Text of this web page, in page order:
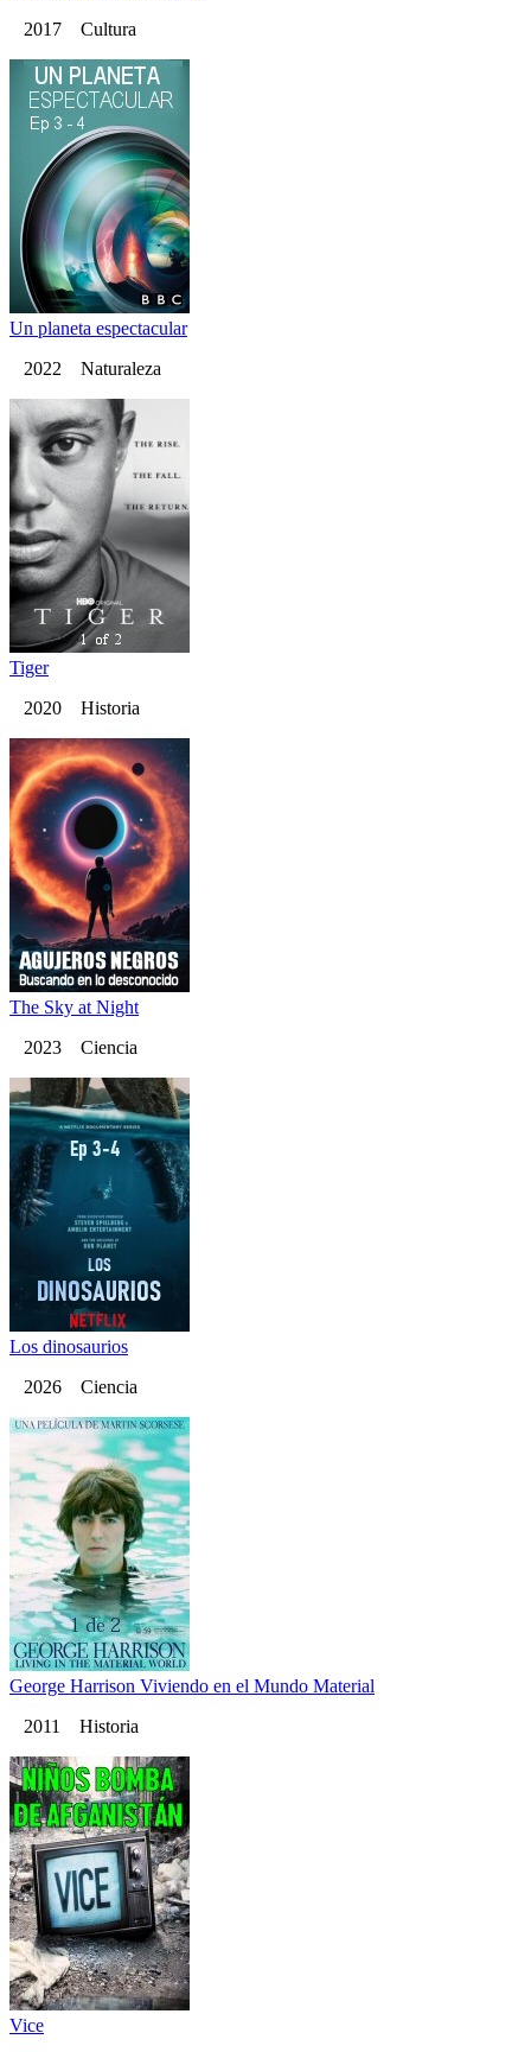
2017 Cultura
Un planeta espectacular
2022 Naturaleza
Tiger
2020 Historia
The Sky at Night
2023 Ciencia
Los dinosaurios
2026 Ciencia
George Harrison Viviendo en el Mundo Material
2011 Historia
Vice